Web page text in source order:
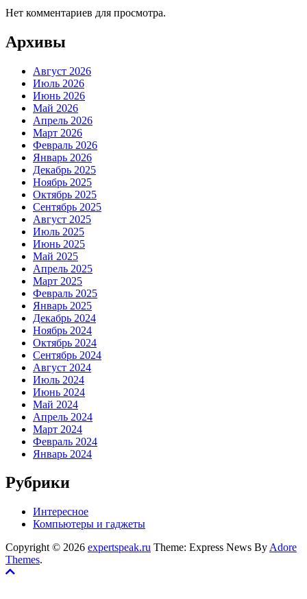
Нет комментариев для просмотра.
Архивы
Август 2026
Июль 2026
Июнь 2026
Май 2026
Апрель 2026
Март 2026
Февраль 2026
Январь 2026
Декабрь 2025
Ноябрь 2025
Октябрь 2025
Сентябрь 2025
Август 2025
Июль 2025
Июнь 2025
Май 2025
Апрель 2025
Март 2025
Февраль 2025
Январь 2025
Декабрь 2024
Ноябрь 2024
Октябрь 2024
Сентябрь 2024
Август 2024
Июль 2024
Июнь 2024
Май 2024
Апрель 2024
Март 2024
Февраль 2024
Январь 2024
Рубрики
Интересное
Компьютеры и гаджеты
Copyright © 2026 expertspeak.ru Theme: Express News By Adore
Themes.